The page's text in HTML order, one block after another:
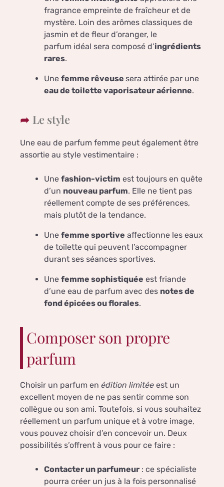
fragrance empreinte de fraîcheur et de
mystère. Loin des arômes classiques de
jasmin et de fleur d’oranger, le
parfum idéal sera composé d’ingrédients
rares.
Une femme rêveuse sera attirée par une
eau de toilette vaporisateur aérienne.
Le style
Une eau de parfum femme peut également être
assortie au style vestimentaire :
Une fashion-victim est toujours en quête
d’un nouveau parfum. Elle ne tient pas
réellement compte de ses préférences,
mais plutôt de la tendance.
Une femme sportive affectionne les eaux
de toilette qui peuvent l’accompagner
durant ses séances sportives.
Une femme sophistiquée est friande
d’une eau de parfum avec des notes de
fond épicées ou florales.
Composer son propre
parfum
Choisir un parfum en édition limitée est un
excellent moyen de ne pas sentir comme son
collègue ou son ami. Toutefois, si vous souhaitez
réellement un parfum unique et à votre image,
vous pouvez choisir d’en concevoir un. Deux
possibilités s’offrent à vous pour ce faire :
Contacter un parfumeur : ce spécialiste
pourra créer un jus à la fois personnalisé